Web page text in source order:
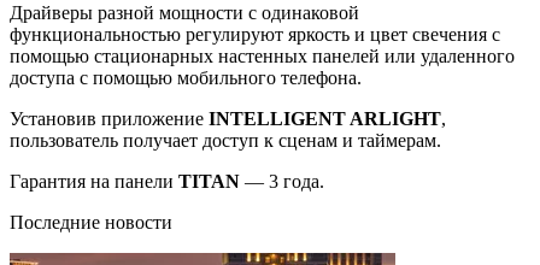
Драйверы разной мощности с одинаковой
функциональностью регулируют яркость и цвет свечения с
помощью стационарных настенных панелей или удаленного
доступа с помощью мобильного телефона.
Установив приложение INTELLIGENT ARLIGHT,
пользователь получает доступ к сценам и таймерам.
Гарантия на панели TITAN — 3 года.
Последние новости